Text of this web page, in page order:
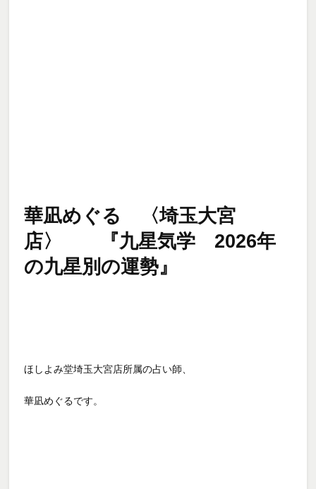
華凪めぐる 〈埼玉大宮
店〉 『九星気学 2026年
の九星別の運勢』
ほしよみ堂埼玉大宮店所属の占い師、
華凪めぐるです。